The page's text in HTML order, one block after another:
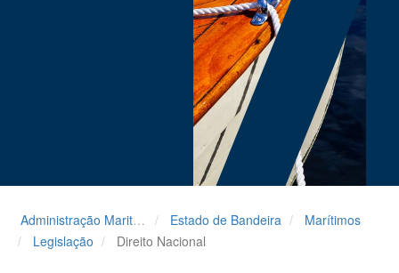
Administração Maritima Estado de Bandeira
Marítimos
Legislação
Direito Nacional